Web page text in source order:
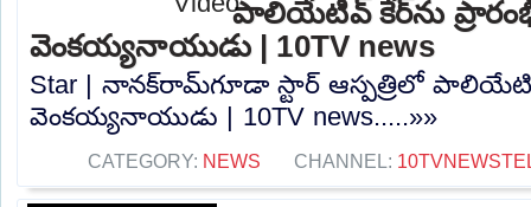
పాలియేటివ్ కేర్‌ను
వెంకయ్యనాయుడు | 10TV news
Star | నానక్‌రామ్‌గూడా స్టార్ ఆస్పత్రిలో
వెంకయ్యనాయుడు | 10TV news.....»»
CATEGORY: NEWS CHANNEL: